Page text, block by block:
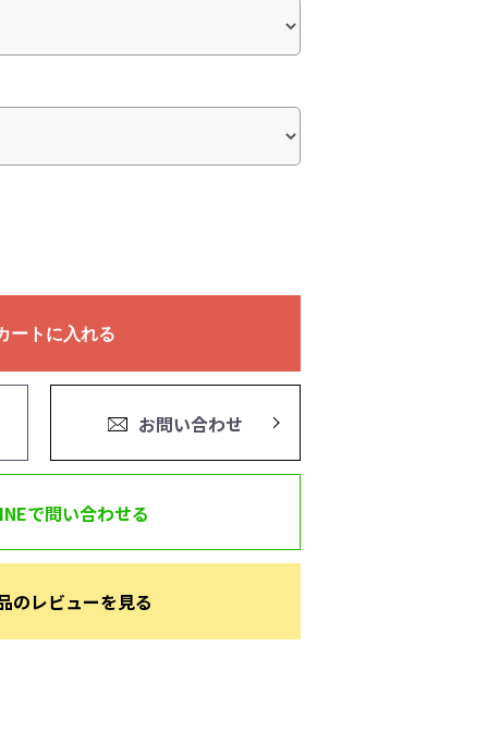
ートに入れる
お問い合わせ
で問い合わせる
のレビューを見る